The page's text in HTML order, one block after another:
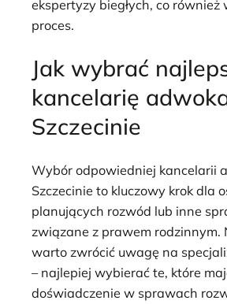
ekspertyzy biegłych, co również
proces.
Jak wybrać
kancelarię
Szczecinie
Wybór odpowiedniej kancelarii
Szczecinie to kluczowy krok dla
planujących rozwód lub inne
związane z prawem rodzinnym.
warto zwrócić uwagę na
– najlepiej wybierać te, które
doświadczenie w sprawach